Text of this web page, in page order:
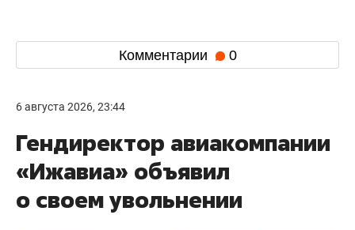
Комментарии 0
6 августа 2026, 23:44
Гендиректор авиакомпании
«Ижавиа» объявил
о своем увольнении